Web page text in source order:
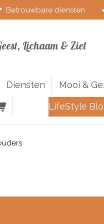
Betrouwbare diensten
Lichaam & Ziel
Diensten Mooi &
LifeStyle